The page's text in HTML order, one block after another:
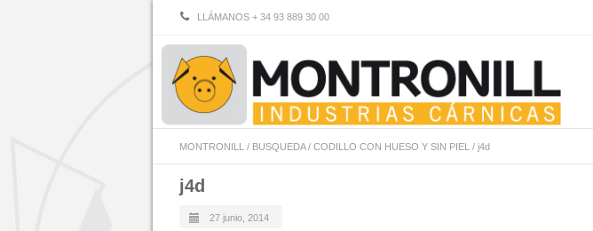
LLÁMANOS + 34 93 889 30 00
MONTRONILL / BUSQUEDA/ CODILLO CON HUESO Y SIN PIEL / j4d
j4d
27 junio, 2014